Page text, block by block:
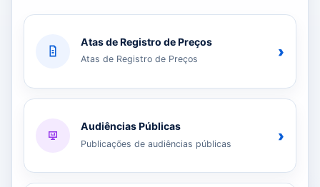
Atas de Registro de Preços
Atas de Registro de Preços ›
Audiências Públicas
Publicações de audiências públicas ›